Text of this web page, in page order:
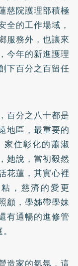
慈院護理部積極
全的工作場域，
服務外，也讓來
今年的新進護理
下百分之百留任
百分之八十都是
地區，最重要的
家住彰化的蕭淑
她說，當初毅然
花蓮，其實心裡
，慈濟的愛更
顧，學姊帶學妹
有通暢的進修管
造家的氣氛，這